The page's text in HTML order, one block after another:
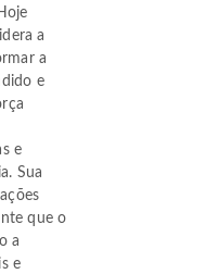
a
a
e
e
Sua
que o
a
e